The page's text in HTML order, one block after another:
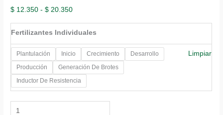
$ 12.350 - $ 20.350Rango
de
precios:
desde
$ 12.350
hasta
$ 20.350
Fertilizantes Individuales
Plantulación Inicio Crecimiento
Desarrollo
Producción
Generación De Brotes
Inductor De Resistencia
Limpiar
Fertilizantes